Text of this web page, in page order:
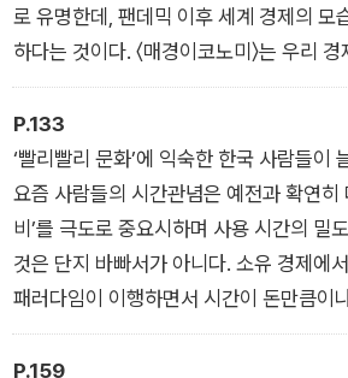
로 유명한데, 팬데믹 이후 세계 경제의 모
하다는 것이다. 〈매경이코노미〉는 우리
서도 서비스업을 중심으로 고용이 증가하
보이지만, 소비 둔화 가능성과 부동산의
보이는 ‘모나리자의 모호함’을 보이고 있
실성의 허들을 어떻게 뛰어넘을 것인가가
가 교차하는 상황에서 가볍게 뛰어넘는 자
구분이 명확해질 것으로 보인다. 그 차이
응 역량에 달려있고, 그 첫출발은 지금 어
있는가를 아는 것이다.
P.133
‘빨리빨리 문화’에 익숙한 한국 사람들이
요즘 사람들의 시간관념은 예전과 확연히
비’를 극도로 중요시하며 사용 시간의 밀
것은 단지 바빠서가 아니다. 소유 경제에
패러다임이 이행하면서 시간이 돈만큼이
때문이다. 예전에는 비싼 소유물을 과시
제는 여행지·맛집·핫플레이스의 인증샷으
P.159